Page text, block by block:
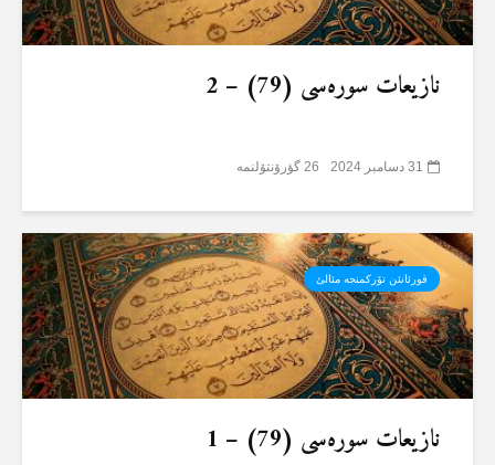
نازیعات سورەسی (79) – 2
31 دسامبر 2024 26 گؤرۆنتۆلنمە
قورئانئن تۆرکمنجە مئالئ
نازیعات سورەسی (79) – 1